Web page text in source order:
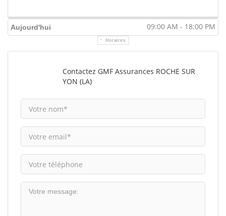
Aujourd'hui 09:00 AM - 18:00 PM
Horaires
Contactez GMF Assurances ROCHE SUR
YON (LA)